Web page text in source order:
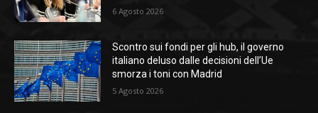
6 Agosto 2026
Scontro sui fondi per gli hub, il governo
italiano deluso dalle decisioni dell’Ue
smorza i toni con Madrid
5 Agosto 2026